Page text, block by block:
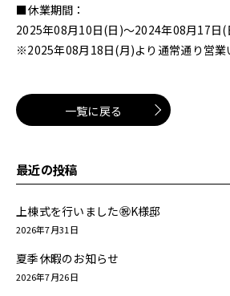
D-BASE
CONTACT
■休業期間：
2025年08月10日(日)～2024年08月17日(
※2025年08月18日(月)より通常通り営業
一覧に戻る
最近の投稿
上棟式を行いました㊗K様邸
2026年7月31日
夏季休暇のお知らせ
2026年7月26日